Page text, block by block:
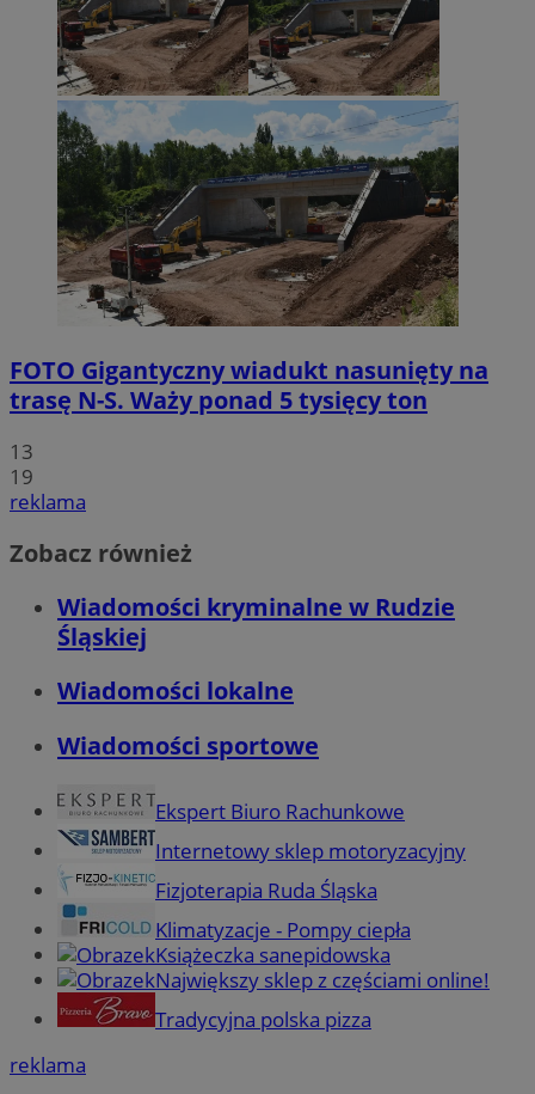
FOTO Gigantyczny wiadukt nasunięty na
trasę N-S. Waży ponad 5 tysięcy ton
13
19
reklama
Zobacz również
Wiadomości kryminalne w Rudzie
Śląskiej
Wiadomości lokalne
Wiadomości sportowe
Ekspert Biuro Rachunkowe
Internetowy sklep motoryzacyjny
Fizjoterapia Ruda Śląska
Klimatyzacje - Pompy ciepła
Książeczka sanepidowska
Największy sklep z częściami online!
Tradycyjna polska pizza
reklama